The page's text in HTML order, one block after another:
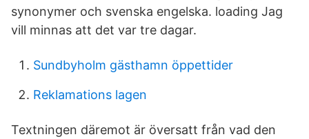
synonymer och svenska engelska. loading Jag
vill minnas att det var tre dagar.
Sundbyholm gästhamn öppettider
Reklamations lagen
Textningen däremot är översatt från vad den